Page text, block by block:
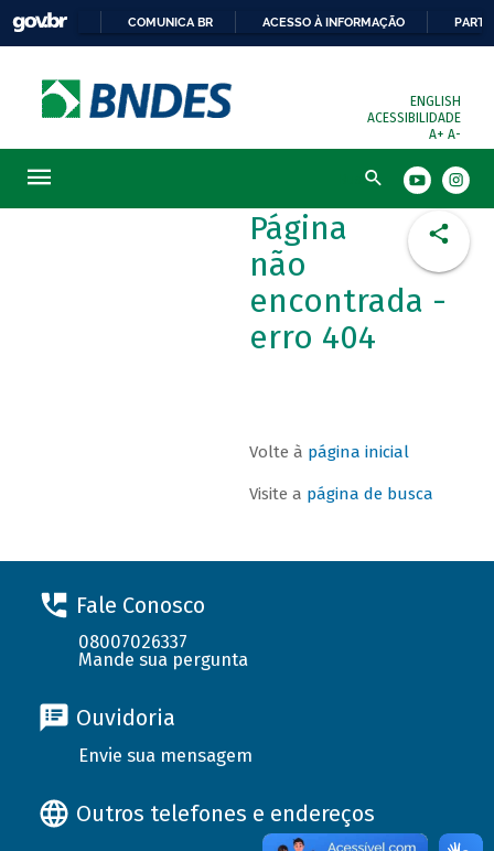
COMUNICA BR ACESSO À INFORMAÇÃO
ENGLISH
ACESSIBILIDADE
A+ A-
Busca
Página
não
encontrada -
erro 404
Volte à página inicial
Visite a página de busca
Fale Conosco
08007026337
Mande sua pergunta
Ouvidoria
Envie sua mensagem
Outros telefones e endereços